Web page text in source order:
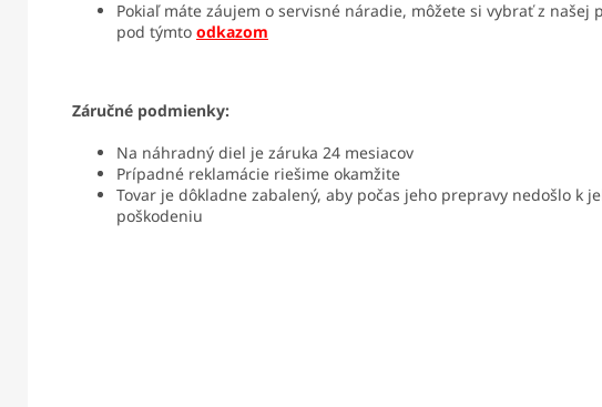
Pokiaľ máte záujem o servisné náradie, môžete si vybrať z našej
pod týmto odkazom
Záručné podmienky:
Na náhradný diel je záruka 24 mesiacov
Prípadné reklamácie riešime okamžite
Tovar je dôkladne zabalený, aby počas jeho prepravy nedošlo k
poškodeniu